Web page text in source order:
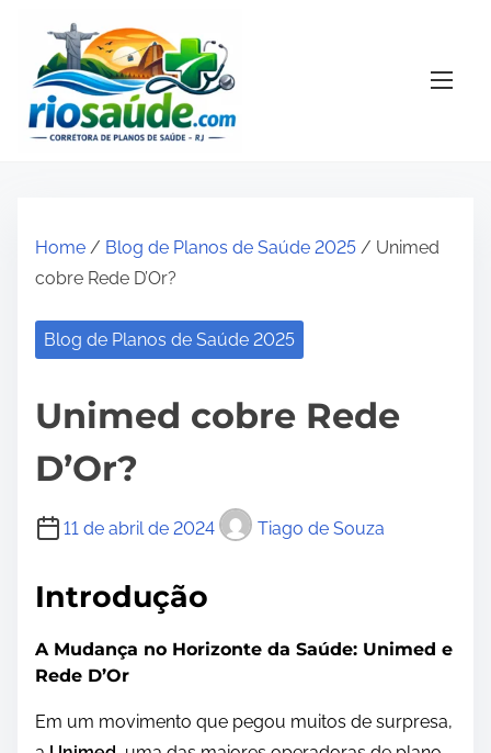
Home / Blog de Planos de Saúde 2025 / Unimed
cobre Rede D’Or?
Blog de Planos de Saúde 2025
Unimed cobre Rede
D’Or?
11 de abril de 2024 Tiago de Souza
Introdução
A Mudança no Horizonte da Saúde: Unimed e
Rede D’Or
Em um movimento que pegou muitos de surpresa,